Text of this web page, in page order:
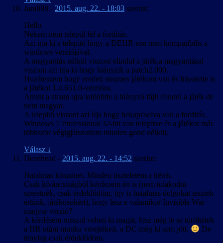
Jani888 - 2015. aug. 22. - 18:03 szerint:
Hello.
Nekem nem települ fel a forditás.
Azt irja ki a telepitö hogy a DEHR exe nem kompatibilis a
windows verziójával.
A magyaritás nélkül viszont elindul a játék,a magyaritásal
viszont azt irja ki hogy hiányzik a patch2.000.
Hozáteszem hogy eredeti steames játékom van és frissitette is
a játékot 1.4.651.0-verzióra.
Amint a steam ujra letöltötte a hiányzó fájlt elindul a játék de
nem magyar.
A telepitő viszont azt írja hogy bekapcsolva van a forditás.
Windows 7 Professional 32-bit van telepitve és a játékot már
többször végigjátszottam minden gond nélkül.
Válasz ↓
Deadhead - 2015. aug. 22. - 14:52 szerint:
Hatalmas köszönet. Minden tiszteletem a tiétek.
Csak kíváncsiságból kérdezem én is (nem tolakodni
szeretnék, csak érdeklődöm, így is hatalmas dolgokat tesztek
értünk, játékosokért), hogy lesz e valamikor Invisible War
magyar verzió?
A kérdésem rosszul veheti ki magát, hisz még le se töröltétek
a HR utáni munka verejtékeit, a DC még ki sem jött.
De
tényleg csak érdeklődöm.